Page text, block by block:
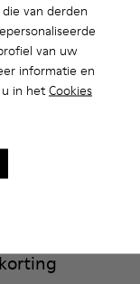
van derden
van uw
informatie en
in het Cookies
VOOR DAMES